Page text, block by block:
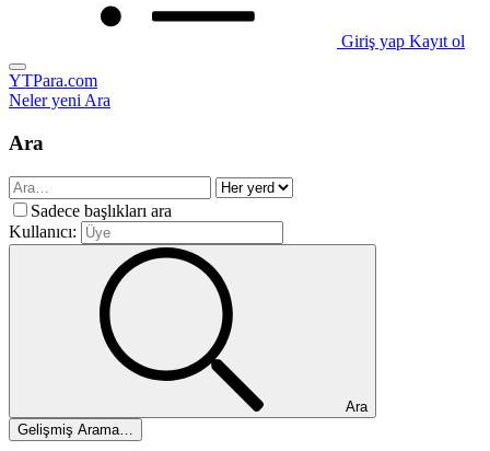
Giriş yap Kayıt ol
YTPara.com
Neler yeniAra
Ara
Sadece başlıkları ara
Kullanıcı:
Ara
Gelişmiş Arama…